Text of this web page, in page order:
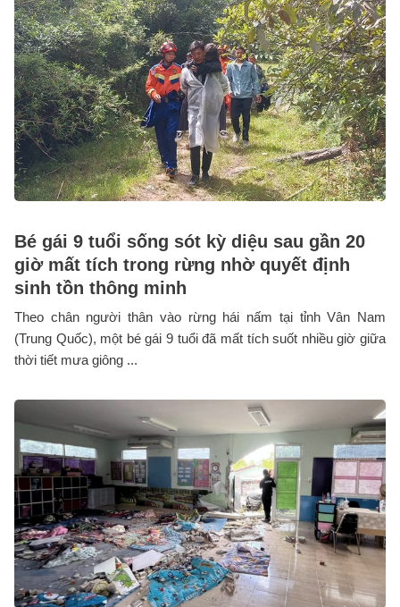
Bé gái 9 tuổi sống sót kỳ diệu sau gần 20
giờ mất tích trong rừng nhờ quyết định
sinh tồn thông minh
Theo chân người thân vào rừng hái nấm tại tỉnh Vân Nam
(Trung Quốc), một bé gái 9 tuổi đã mất tích suốt nhiều giờ giữa
thời tiết mưa giông ...